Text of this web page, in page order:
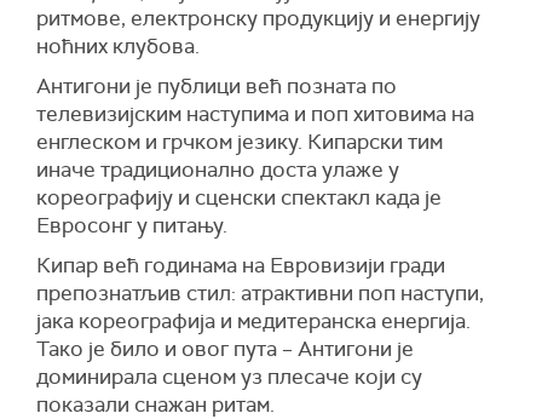
ритмове, електронску продукцију и енергију
ноћних клубова.
Антигони је публици већ позната по
телевизијским наступима и поп хитовима на
енглеском и грчком језику. Кипарски тим
иначе традиционално доста улаже у
кореографију и сценски спектакл када је
Евросонг у питању.
Кипар већ годинама на Евровизији гради
препознатљив стил: атрактивни поп наступи,
јака кореографија и медитеранска енергија.
Тако је било и овог пута – Антигони је
доминирала сценом уз плесаче који су
показали снажан ритам.